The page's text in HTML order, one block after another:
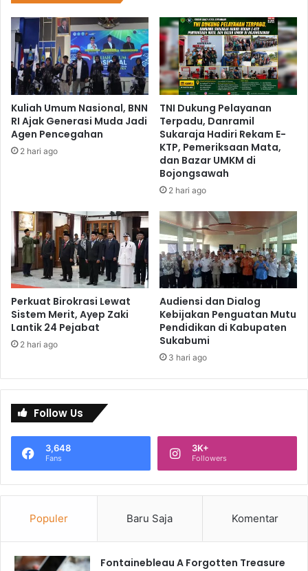
Kuliah Umum Nasional, BNN
RI Ajak Generasi Muda Jadi
Agen Pencegahan
2 hari ago
TNI Dukung Pelayanan
Terpadu, Danramil
Sukaraja Hadiri Rekam E-
KTP, Pemeriksaan Mata,
dan Bazar UMKM di
Bojongsawah
2 hari ago
Perkuat Birokrasi Lewat
Sistem Merit, Ayep Zaki
Lantik 24 Pejabat
2 hari ago
Audiensi dan Dialog
Kebijakan Penguatan Mutu
Pendidikan di Kabupaten
Sukabumi
3 hari ago
Follow Us
3,648
Fans
3K+
Followers
Populer Baru Saja Komentar
Fontainebleau A Forgotten Treasure